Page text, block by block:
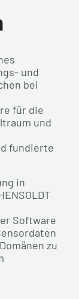
und
bei
für die
und
fundierte
in
Software
zu